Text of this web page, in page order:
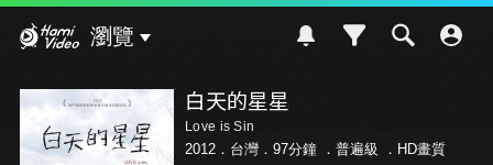
瀏覽
白天的星星
Love is Sin
2012．台灣．97分鐘 ． 普遍級 ．HD畫質